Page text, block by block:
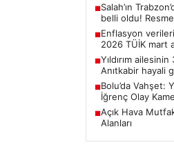
■Salah’ın
belli oldu!
■Enflasyon
2026 TÜİK mart
■Yıldırım
Anıtkabir hayali
■Bolu’da Vahşet:
İğrenç Olay
■Açık Hava
Alanları